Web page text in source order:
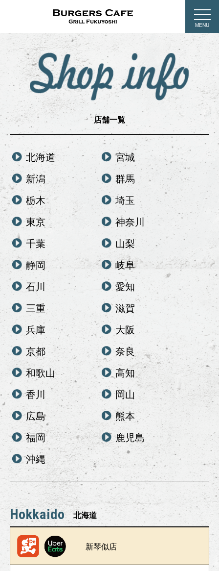
MENU
店舗一覧
北海道
宮城
新潟
群馬
栃木
埼玉
東京
神奈川
千葉
山梨
静岡
岐阜
石川
愛知
三重
滋賀
兵庫
大阪
京都
奈良
和歌山
高知
香川
岡山
広島
熊本
福岡
鹿児島
沖縄
Hokkaido 北海道
新琴似店